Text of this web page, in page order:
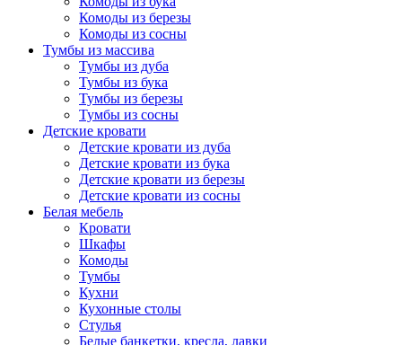
Комоды из березы
Комоды из сосны
Тумбы из массива
Тумбы из дуба
Тумбы из бука
Тумбы из березы
Тумбы из сосны
Детские кровати
Детские кровати из дуба
Детские кровати из бука
Детские кровати из березы
Детские кровати из сосны
Белая мебель
Кровати
Шкафы
Комоды
Тумбы
Кухни
Кухонные столы
Стулья
Белые банкетки, кресла, лавки